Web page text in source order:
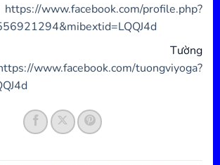
https://www.facebook.com/profile.php?
Tường
www.facebook.com/tuongviyoga?